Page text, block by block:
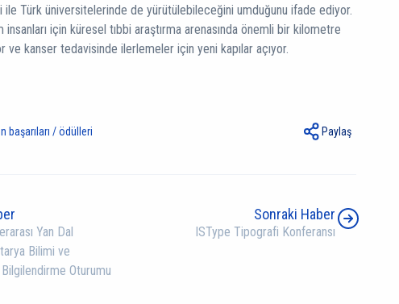
Türk üniversitelerinde de yürütülebileceğini umduğunu ifade ediyor.
insanları için küresel tıbbi araştırma arenasında önemli bir kilometre
ve kanser tedavisinde ilerlemeler için yeni kapılar açıyor.
başarıları / ödülleri Paylaş
Yan Dal
Bilimi ve
Oturumu
Sonraki Haber
ISType Tipografi Konferansı